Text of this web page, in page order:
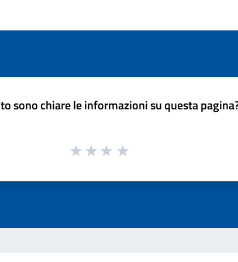
sono chiare le informazioni su questa